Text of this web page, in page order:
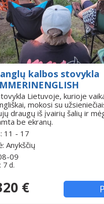
kalbos stovykla
Lietuvoje, kurioje
mokosi su
draugų iš įvairių šalių ir
be ekranų.
11 - 17
Anykščių
09
7 d.
€